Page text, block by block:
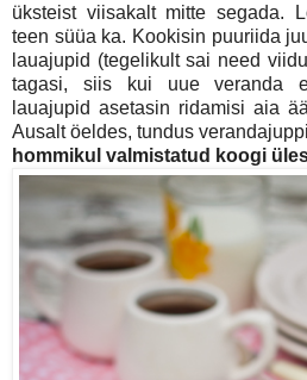
üksteist viisakalt mitte segada.
teen süüa ka. Kookisin puuriida
lauajupid (tegelikult sai need
tagasi, siis kui uue veranda
lauajupid asetasin ridamisi aia
Ausalt öeldes, tundus
hommikul valmistatud koogi